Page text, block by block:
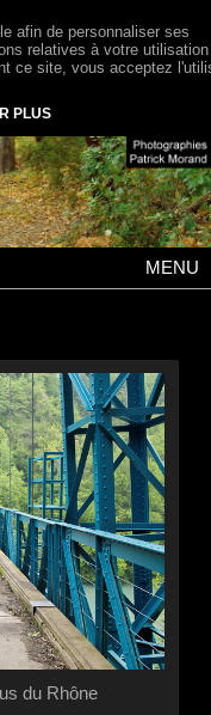
MENU
du Rhône
afin de personnaliser ses
relatives à votre
ce site, vous acceptez
PLUS